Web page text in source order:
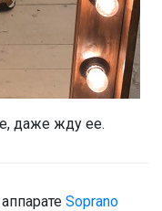
даже жду ее.
Soprano